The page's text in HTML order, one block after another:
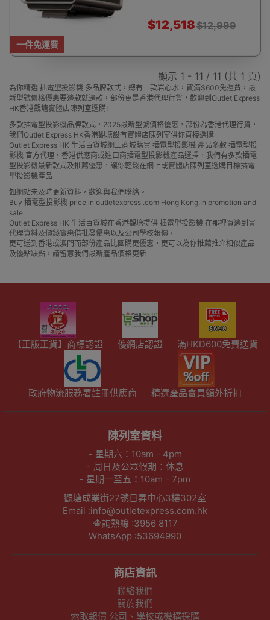
一件免運費
$12,518$12,999
顯示 1 - 11 / 11 (共 1 頁)
為你精選 插電型投影機 多品牌款式，總有一款岩心水，買滿$600免運費，最
新型號價格優惠要邊款就邊款，部份更是香港代理行貨，歡迎到Outlet Express
HK香港觀塘實體店陳列室選購!
多款插電型投影機品牌款式，2025最新型號價格優惠，部份為香港代理行貨，
我們Outlet Express HK香港觀塘設有實體店陳列室供你直接選購
Outlet Express HK 生活百貨城網上商城購買 插電型投影機 產品多款 插電型投
影機 官方代理、香港供應商或進口商插電型投影機產品選擇，我們有多款插電
型投影機最新款式及推薦優惠，讓你輕鬆在網上或實體店陳列室選購目標插電
型投影機產品
如網站未及時更新資料，歡迎與我們聯絡。
Buy 插電型投影機 price in outletexpress .com Hong Kong.In promotion and
sale.
Outlet Express HK 生活百貨城在香港觀塘提供 插電型投影機 在那裡買邊到買
代理資料及價錢實惠借批發優惠以及公司學校報價，
更可送到香港或澳門而部份產品比團購更優惠，更可以為你推薦推介相似產品
及優點缺點，請留意我們最新產品價格更新
【正版正貨】商標認證 優網店認證 滿HKD600免費送貨
政府物流服務署註冊供應商 精選產品會員額外折扣
陳列室資料
- 星期六：10am - 4pm
- 周日及公眾假期：休息
- 星期一至五：10am - 7pm
觀塘成業街27號日昇中心3樓302室
Email :info@outletexpress.com.hk
查詢熱線 :3956 8117
WhatsApp :53694990
商店資訊
聯絡我們
關於我們
索取報價 公司、學校或機構採購